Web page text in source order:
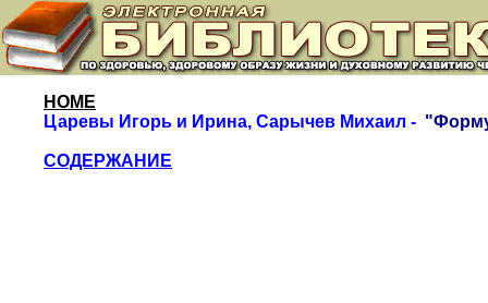
HOME
Царевы Игорь и Ирина, Сарычев Михаил - "
СОДЕРЖАНИЕ